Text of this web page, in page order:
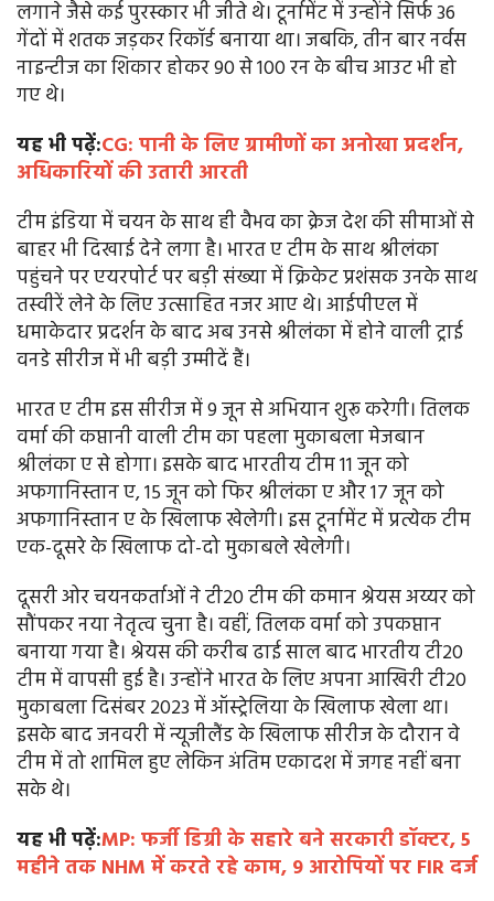
लगाने जैसे कई पुरस्कार भी जीते थे। टूर्नामेंट में उन्होंने सिर्फ 36
गेंदों में शतक जड़कर रिकॉर्ड बनाया था। जबकि, तीन बार नर्वस
नाइन्टीज का शिकार होकर 90 से 100 रन के बीच आउट भी हो
गए थे।
यह भी पढ़ें:CG: पानी के लिए ग्रामीणों का अनोखा प्रदर्शन,
अधिकारियों की उतारी आरती
टीम इंडिया में चयन के साथ ही वैभव का क्रेज देश की सीमाओं से
बाहर भी दिखाई देने लगा है। भारत ए टीम के साथ श्रीलंका
पहुंचने पर एयरपोर्ट पर बड़ी संख्या में क्रिकेट प्रशंसक उनके साथ
तस्वीरें लेने के लिए उत्साहित नजर आए थे। आईपीएल में
धमाकेदार प्रदर्शन के बाद अब उनसे श्रीलंका में होने वाली ट्राई
वनडे सीरीज में भी बड़ी उम्मीदें हैं।
भारत ए टीम इस सीरीज में 9 जून से अभियान शुरू करेगी। तिलक
वर्मा की कप्तानी वाली टीम का पहला मुकाबला मेजबान
श्रीलंका ए से होगा। इसके बाद भारतीय टीम 11 जून को
अफगानिस्तान ए, 15 जून को फिर श्रीलंका ए और 17 जून को
अफगानिस्तान ए के खिलाफ खेलेगी। इस टूर्नामेंट में प्रत्येक टीम
एक-दूसरे के खिलाफ दो-दो मुकाबले खेलेगी।
दूसरी ओर चयनकर्ताओं ने टी20 टीम की कमान श्रेयस अय्यर को
सौंपकर नया नेतृत्व चुना है। वहीं, तिलक वर्मा को उपकप्तान
बनाया गया है। श्रेयस की करीब ढाई साल बाद भारतीय टी20
टीम में वापसी हुई है। उन्होंने भारत के लिए अपना आखिरी टी20
मुकाबला दिसंबर 2023 में ऑस्ट्रेलिया के खिलाफ खेला था।
इसके बाद जनवरी में न्यूजीलैंड के खिलाफ सीरीज के दौरान वे
टीम में तो शामिल हुए लेकिन अंतिम एकादश में जगह नहीं बना
सके थे।
यह भी पढ़ें:MP: फर्जी डिग्री के सहारे बने सरकारी डॉक्टर, 5
महीने तक NHM में करते रहे काम, 9 आरोपियों पर FIR दर्ज